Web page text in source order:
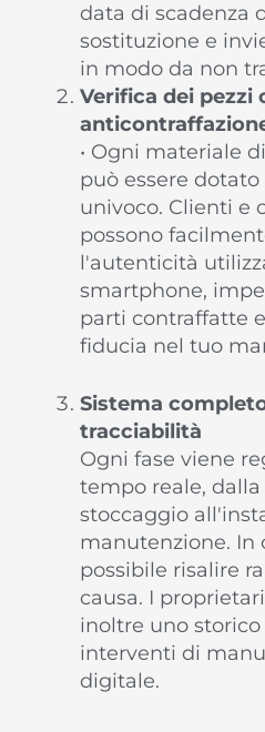
data di scadenza
sostituzione e
in modo da non
Verifica dei pezzi
• Ogni materiale
può essere dotato
univoco. Clienti e
possono
l'autenticità
smartphone,
parti contraffatte
fiducia nel tuo
Sistema
tracciabilità
Ogni fase viene
tempo reale,
stoccaggio
manutenzione. In
possibile risalire
causa. I
inoltre uno
interventi di
digitale.